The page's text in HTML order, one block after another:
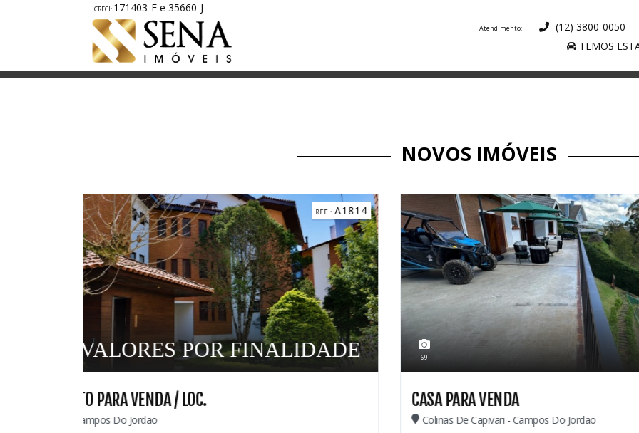
171403-F e 35660-J
(12) 3800-0050
TEMOS
NOVOS IMÓVEIS
C3184
2.600.000,00
69
CASA PARA VENDA
Colinas De Capivari - Campos Do Jordão
CASA EM CONDOMÍNIO
Imbiry - Campos Do Jordão